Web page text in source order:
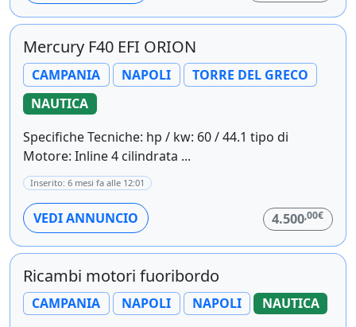
Mercury F40 EFI ORION
CAMPANIA NAPOLI
TORRE DEL GRECO
NAUTICA
Specifiche Tecniche: hp / kw: 60 / 44.1 tipo di
Motore: Inline 4 cilindrata ...
Inserito: 6 mesi fa alle 12:01
VEDI ANNUNCIO 4.500,00€
Ricambi motori fuoribordo
CAMPANIA NAPOLI NAPOLI
NAUTICA